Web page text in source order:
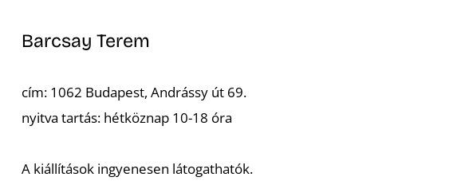
Barcsay Terem
cím: 1062 Budapest, Andrássy út 69.
nyitva tartás: hétköznap 10-18 óra
A kiállítások ingyenesen látogathatók.